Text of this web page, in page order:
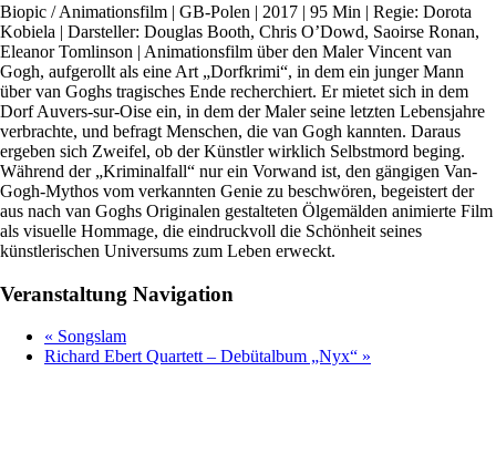
Biopic / Animationsfilm | GB-Polen | 2017 | 95 Min | Regie: Dorota
Kobiela | Darsteller: Douglas Booth, Chris O’Dowd, Saoirse Ronan,
Eleanor Tomlinson | Animationsfilm über den Maler Vincent van
Gogh, aufgerollt als eine Art „Dorfkrimi“, in dem ein junger Mann
über van Goghs tragisches Ende recherchiert. Er mietet sich in dem
Dorf Auvers-sur-Oise ein, in dem der Maler seine letzten Lebensjahre
verbrachte, und befragt Menschen, die van Gogh kannten. Daraus
ergeben sich Zweifel, ob der Künstler wirklich Selbstmord beging.
Während der „Kriminalfall“ nur ein Vorwand ist, den gängigen Van-
Gogh-Mythos vom verkannten Genie zu beschwören, begeistert der
aus nach van Goghs Originalen gestalteten Ölgemälden animierte Film
als visuelle Hommage, die eindruckvoll die Schönheit seines
künstlerischen Universums zum Leben erweckt.
Veranstaltung Navigation
« Songslam
Richard Ebert Quartett – Debütalbum „Nyx“ »